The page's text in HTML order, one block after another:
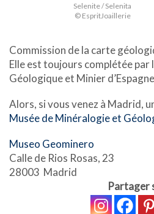
Selenite / Selenita
© EspritJoaillerie
Commission de la carte
Elle est toujours complétée par
Géologique et Minier
Alors, si vous venez à Madrid,
Musée de Minéralogie et
Museo Geominero
Calle de Rios Rosas, 23
28003 Madrid
Partager